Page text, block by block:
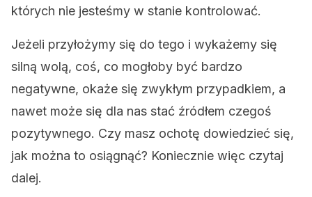
których nie jesteśmy w stanie kontrolować.
Jeżeli przyłożymy się do tego i wykażemy się
silną wolą, coś, co mogłoby być bardzo
negatywne, okaże się zwykłym przypadkiem, a
nawet może się dla nas stać źródłem czegoś
pozytywnego. Czy masz ochotę dowiedzieć się,
jak można to osiągnąć? Koniecznie więc czytaj
dalej.